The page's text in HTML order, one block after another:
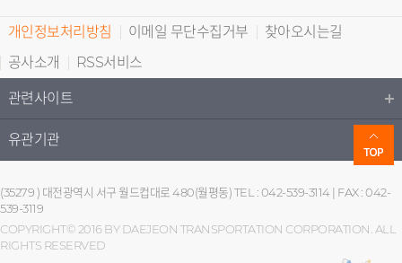
개인정보처리방침 이메일 무단수집거부
찾아오시는길
공사소개
RSS서비스
관련사이트
유관기관
(35279 ) 대전광역시 서구 월드컵대로 480(월평동) TEL : 042-539-3114 | FAX : 042-
539-3119
COPYRIGHT© 2016 BY DAEJEON TRANSPORTATION CORPORATION. ALL
RIGHTS RESERVED